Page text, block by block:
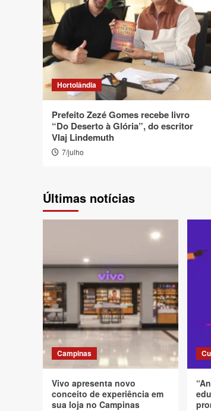
Hortolândia
Prefeito Zezé Gomes recebe livro
“Do Deserto à Glória”, do escritor
Vlaj Lindemuth
7/julho
Últimas notícias
Campinas
Vivo apresenta novo
conceito de experiência em
sua loja no Campinas